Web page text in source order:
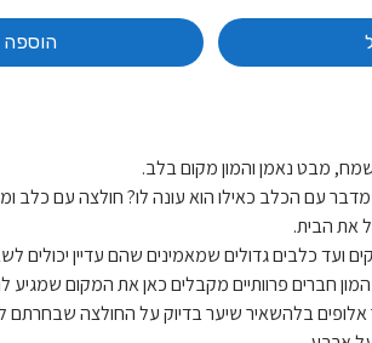
מבט נאמן והמון מקום בלב.
עם הכלב כאילו הוא עונה לו? חולצה עם כלב
את הבית.
ועד כלבים גדולים שמאמינים שהם עדיין יכולים
המון חברים פרוותיים מקבלים כאן את המקום שמגיע
בלהשאיר שיער בדיוק על החולצה שבחרתם